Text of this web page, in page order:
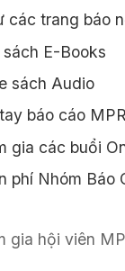
trang báo
E-Books
sách Audio
báo cáo MPR
gia các buổi
phí Nhóm Báo
gia hội viên